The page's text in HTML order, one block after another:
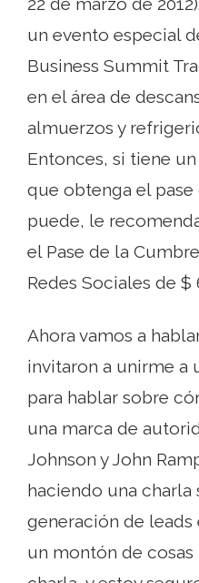
un evento especial
Business Summit
en el área de
almuerzos y
Entonces, si tiene
que obtenga el pase
puede, le
el Pase de la
Redes Sociales de $
Ahora vamos a
invitaron a unirme a
para hablar sobre
una marca de
Johnson y John
haciendo una
generación de leads
un montón de cosas